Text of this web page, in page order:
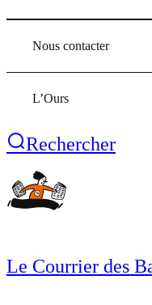
Nous contacter
L’Ours
Rechercher
Le Courrier des